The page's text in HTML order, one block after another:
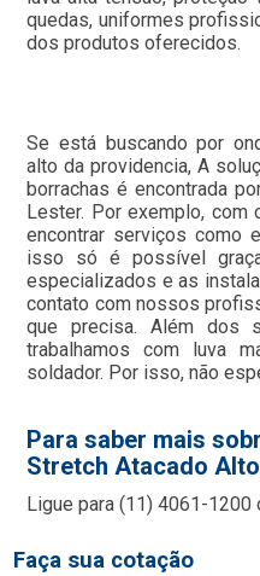
quedas, uniformes
dos produtos oferecidos.
Se está buscando por
alto da providencia, A
borrachas é encontrada
Lester. Por exemplo, com
encontrar serviços como
isso só é possível
especializados e as
contato com nossos
que precisa. Além dos
trabalhamos com luva
soldador. Por isso, não
Para saber mais
Stretch Atacado
Ligue para(11) 4061-1200
Faça sua cotação